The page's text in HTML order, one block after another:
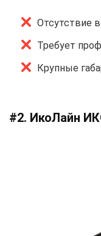
Отсутствие
Требует
Крупные
#2. ИкоЛайн